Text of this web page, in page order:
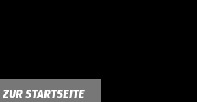
ZUR STARTSEITE